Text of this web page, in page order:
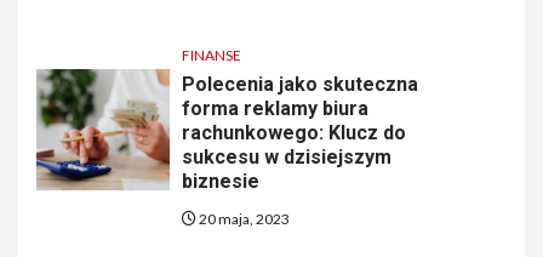
FINANSE
Polecenia jako skuteczna
forma reklamy biura
rachunkowego: Klucz do
sukcesu w dzisiejszym
biznesie
20 maja, 2023